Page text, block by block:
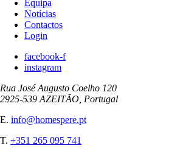
Equipa
Notícias
Contactos
Login
facebook-f
instagram
Rua José Augusto Coelho 120
2925-539 AZEITÃO, Portugal
E. info@homespere.pt
T. +351 265 095 741